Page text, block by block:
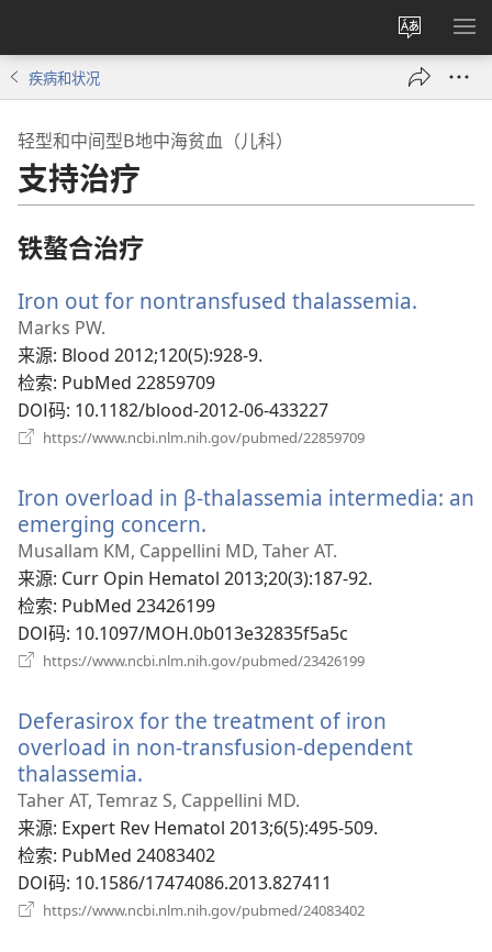
更
改
网
显
疾病和状况
轻型和中间型Β地中海贫血（儿科）
支持治疗
铁螯合治疗
Iron out for nontransfused thalassemia.
Marks PW.
来源‎: Blood 2012;120(5):928-9.
检索‎: PubMed 22859709
DOI码‎: 10.1182/blood-2012-06-433227
https://www.ncbi.nlm.nih.gov/pubmed/22859709
窗
Iron overload in β-thalassemia intermedia: an
emerging concern.
开
新
窗
口）
Musallam KM, Cappellini MD, Taher AT.
来源‎: Curr Opin Hematol 2013;20(3):187-92.
检索‎: PubMed 23426199
DOI码‎: 10.1097/MOH.0b013e32835f5a5c
https://www.ncbi.nlm.nih.gov/pubmed/23426199
窗
口）
Deferasirox for the treatment of iron
overload in non-transfusion-dependent
thalassemia.
开
新
窗
口）
Taher AT, Temraz S, Cappellini MD.
来源‎: Expert Rev Hematol 2013;6(5):495-509.
检索‎: PubMed 24083402
DOI码‎: 10.1586/17474086.2013.827411
https://www.ncbi.nlm.nih.gov/pubmed/24083402